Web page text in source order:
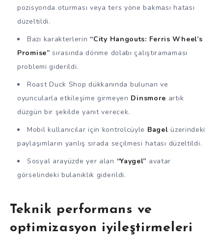
pozisyonda oturması veya ters yöne bakması hatası
düzeltildi.
Bazı karakterlerin “City Hangouts: Ferris Wheel’s
Promise” sırasında dönme dolabı çalıştıramaması
problemi giderildi.
Roast Duck Shop dükkanında bulunan ve
oyuncularla etkileşime girmeyen Dinsmore artık
düzgün bir şekilde yanıt verecek.
Mobil kullanıcılar için kontrolcüyle Bagel üzerindeki
paylaşımların yanlış sırada seçilmesi hatası düzeltildi.
Sosyal arayüzde yer alan “Yaygel” avatar
görselindeki bulanıklık giderildi.
Teknik performans ve
optimizasyon iyileştirmeleri